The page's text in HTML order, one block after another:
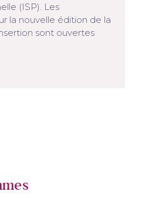
(ISP). Les
la nouvelle édition de la
sont ouvertes